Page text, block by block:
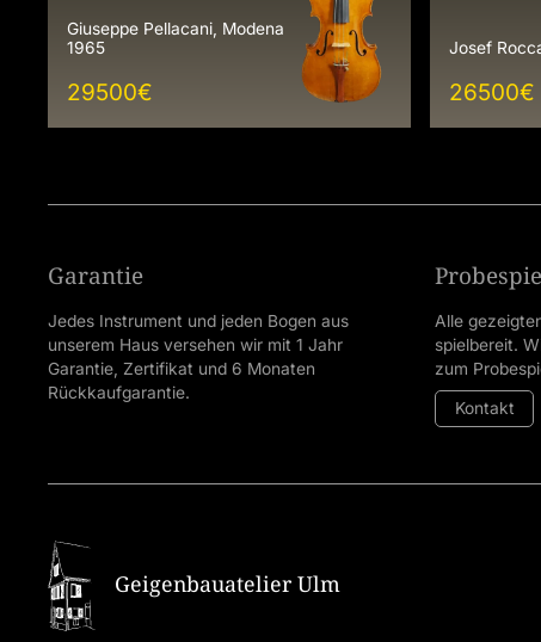
Giuseppe Pellacani, Modena
1965
29500€
Josef
26500€
Garantie
Jedes Instrument und jeden Bogen aus
unserem Haus versehen wir mit 1 Jahr
Garantie, Zertifikat und 6 Monaten
Rückkaufgarantie.
Alle
spielbereit.
zum
Kontakt
Geigenbauatelier Ulm